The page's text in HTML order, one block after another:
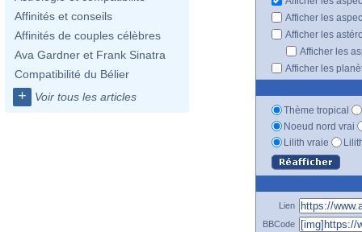
Affinités et conseils
Affinités de couples célèbres
Ava Gardner et Frank Sinatra
Compatibilité du Bélier
+ Voir tous les articles
Afficher les
Afficher les
Afficher les
Afficher les
Thème tropical
Noeud nord vrai
Lilith vraie
Lien
BBCode